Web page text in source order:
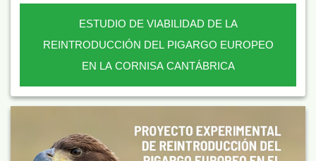
ESTUDIO DE VIABILIDAD DE LA
REINTRODUCCIÓN DEL PIGARGO EUROPEO
EN LA CORNISA CANTÁBRICA